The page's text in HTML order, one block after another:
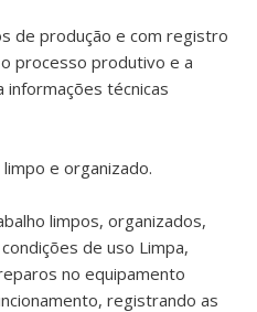
de produção e com registro
processo produtivo e a
técnicas
e organizado.
limpos, organizados,
de uso Limpa,
no equipamento
registrando as